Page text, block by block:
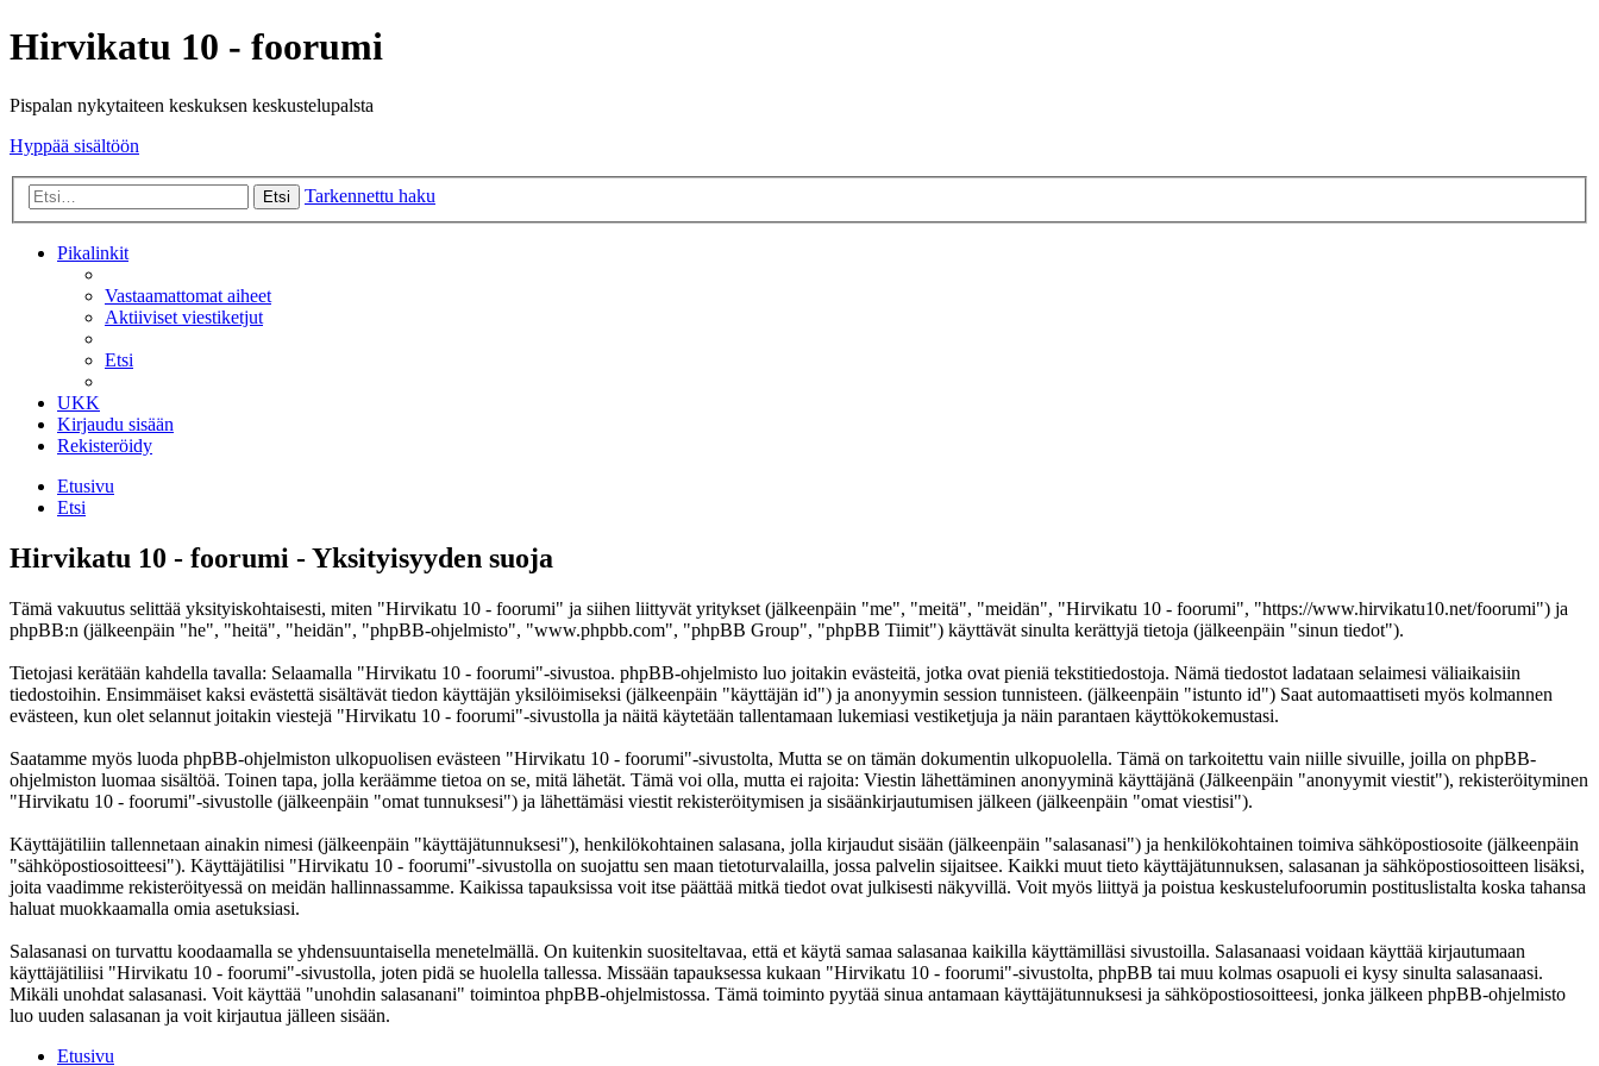
Hirvikatu 10 - foorumi
Pispalan nykytaiteen keskuksen keskustelupalsta
Hyppää sisältöön
Etsi Tarkennettu haku
Pikalinkit
Vastaamattomat aiheet
Aktiiviset viestiketjut
Etsi
UKK
Kirjaudu sisään
Rekisteröidy
Etusivu
Etsi
Hirvikatu 10 - foorumi - Yksityisyyden suoja
Tämä vakuutus selittää yksityiskohtaisesti, miten "Hirvikatu 10 - foorumi" ja siihen liittyvät yritykset (jälkeenpäin "me", "meitä", "meidän", "Hirvikatu 10 - foorumi", "https://www.hirvikatu10.net/foorumi") ja
phpBB:n (jälkeenpäin "he", "heitä", "heidän", "phpBB-ohjelmisto", "www.phpbb.com", "phpBB Group", "phpBB Tiimit") käyttävät sinulta kerättyjä tietoja (jälkeenpäin "sinun tiedot").
Tietojasi kerätään kahdella tavalla: Selaamalla "Hirvikatu 10 - foorumi"-sivustoa. phpBB-ohjelmisto luo joitakin evästeitä, jotka ovat pieniä tekstitiedostoja. Nämä tiedostot ladataan selaimesi väliaikaisiin
tiedostoihin. Ensimmäiset kaksi evästettä sisältävät tiedon käyttäjän yksilöimiseksi (jälkeenpäin "käyttäjän id") ja anonyymin session tunnisteen. (jälkeenpäin "istunto id") Saat automaattiseti myös kolmannen
evästeen, kun olet selannut joitakin viestejä "Hirvikatu 10 - foorumi"-sivustolla ja näitä käytetään tallentamaan lukemiasi vestiketjuja ja näin parantaen käyttökokemustasi.
Saatamme myös luoda phpBB-ohjelmiston ulkopuolisen evästeen "Hirvikatu 10 - foorumi"-sivustolta, Mutta se on tämän dokumentin ulkopuolella. Tämä on tarkoitettu vain niille sivuille, joilla on phpBB-
ohjelmiston luomaa sisältöä. Toinen tapa, jolla keräämme tietoa on se, mitä lähetät. Tämä voi olla, mutta ei rajoita: Viestin lähettäminen anonyyminä käyttäjänä (Jälkeenpäin "anonyymit viestit"), rekisteröityminen
"Hirvikatu 10 - foorumi"-sivustolle (jälkeenpäin "omat tunnuksesi") ja lähettämäsi viestit rekisteröitymisen ja sisäänkirjautumisen jälkeen (jälkeenpäin "omat viestisi").
Käyttäjätiliin tallennetaan ainakin nimesi (jälkeenpäin "käyttäjätunnuksesi"), henkilökohtainen salasana, jolla kirjaudut sisään (jälkeenpäin "salasanasi") ja henkilökohtainen toimiva sähköpostiosoite (jälkeenpäin
"sähköpostiosoitteesi"). Käyttäjätilisi "Hirvikatu 10 - foorumi"-sivustolla on suojattu sen maan tietoturvalailla, jossa palvelin sijaitsee. Kaikki muut tieto käyttäjätunnuksen, salasanan ja sähköpostiosoitteen lisäksi,
joita vaadimme rekisteröityessä on meidän hallinnassamme. Kaikissa tapauksissa voit itse päättää mitkä tiedot ovat julkisesti näkyvillä. Voit myös liittyä ja poistua keskustelufoorumin postituslistalta koska tahansa
haluat muokkaamalla omia asetuksiasi.
Salasanasi on turvattu koodaamalla se yhdensuuntaisella menetelmällä. On kuitenkin suositeltavaa, että et käytä samaa salasanaa kaikilla käyttämilläsi sivustoilla. Salasanaasi voidaan käyttää kirjautumaan
käyttäjätiliisi "Hirvikatu 10 - foorumi"-sivustolla, joten pidä se huolella tallessa. Missään tapauksessa kukaan "Hirvikatu 10 - foorumi"-sivustolta, phpBB tai muu kolmas osapuoli ei kysy sinulta salasanaasi.
Mikäli unohdat salasanasi. Voit käyttää "unohdin salasanani" toimintoa phpBB-ohjelmistossa. Tämä toiminto pyytää sinua antamaan käyttäjätunnuksesi ja sähköpostiosoitteesi, jonka jälkeen phpBB-ohjelmisto
luo uuden salasanan ja voit kirjautua jälleen sisään.
Etusivu